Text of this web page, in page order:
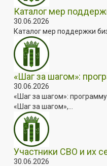
Каталог мер
30.06.2026
Каталог мер поддержки
«Шаг за шагом»:
30.06.2026
«Шаг за шагом»:
«Шаг за шагом»,...
Участники СВО и их
30.06.2026